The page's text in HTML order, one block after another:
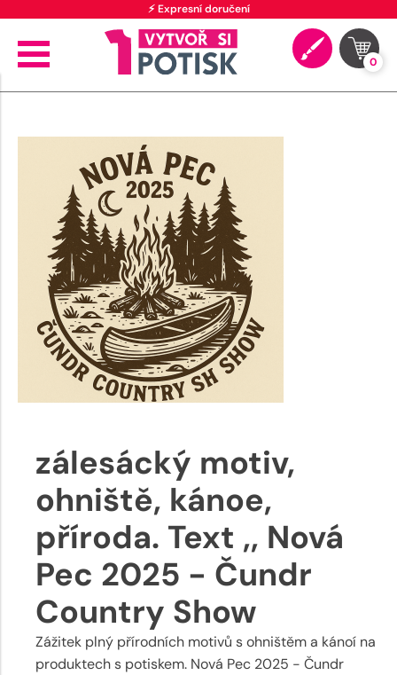
⚡ Expresní doručení
0
zálesácký motiv,
ohniště, kánoe,
příroda. Text ,, Nová
Pec 2025 - Čundr
Country Show
Zážitek plný přírodních motivů s ohništěm a kánoí na
produktech s potiskem. Nová Pec 2025 - Čundr